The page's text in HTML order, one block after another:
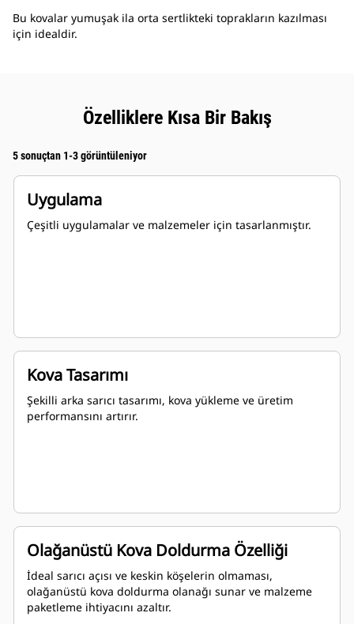
Bu kovalar yumuşak ila orta sertlikteki toprakların kazılması
için idealdir.
Özelliklere Kısa Bir Bakış
5 sonuçtan 1-3 görüntüleniyor
Uygulama
Çeşitli uygulamalar ve malzemeler için tasarlanmıştır.
Kova Tasarımı
Şekilli arka sarıcı tasarımı, kova yükleme ve üretim
performansını artırır.
Olağanüstü Kova Doldurma Özelliği
İdeal sarıcı açısı ve keskin köşelerin olmaması,
olağanüstü kova doldurma olanağı sunar ve malzeme
paketleme ihtiyacını azaltır.